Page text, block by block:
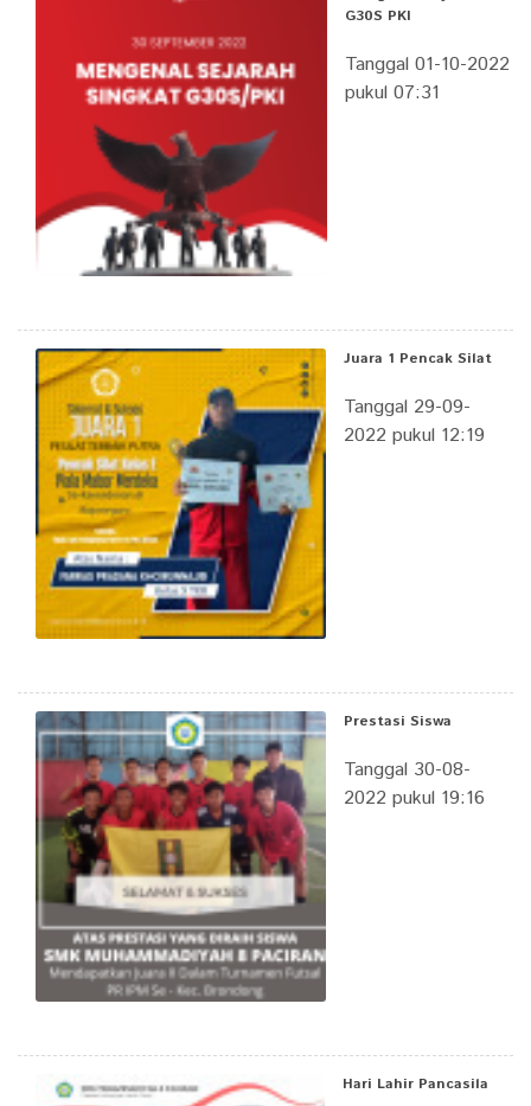
G30S PKI
Tanggal 01-10-2022
pukul 07:31
Juara 1 Pencak Silat
Tanggal 29-09-
2022 pukul 12:19
Prestasi Siswa
Tanggal 30-08-
2022 pukul 19:16
Hari Lahir Pancasila